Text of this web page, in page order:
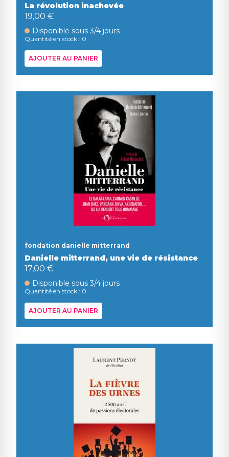
La révolution inachevée
19,00 €
Disponible sous 3/4 jours
Quantité en stock : 0
AJOUTER AU PANIER
fondation danielle mitterrand
Danielle mitterrand, une vie de résistance
17,00 €
Disponible sous 3/4 jours
Quantité en stock : 0
AJOUTER AU PANIER